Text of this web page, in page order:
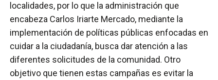
localidades, por lo que la administración que
encabeza Carlos Iriarte Mercado, mediante la
implementación de políticas públicas enfocadas en
cuidar a la ciudadanía, busca dar atención a las
diferentes solicitudes de la comunidad. Otro
objetivo que tienen estas campañas es evitar la